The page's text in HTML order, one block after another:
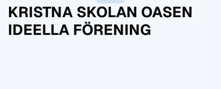
KRISTNA SKOLAN OASEN
IDEELLA FÖRENING